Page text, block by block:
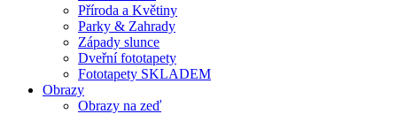
Příroda a Květiny
Parky & Zahrady
Západy slunce
Dveřní fototapety
Fototapety SKLADEM
Obrazy
Obrazy na zeď